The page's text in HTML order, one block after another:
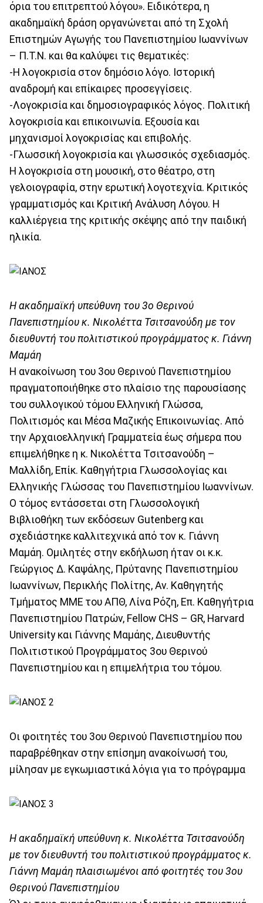
όρια του επιτρεπτού λόγου». Ειδικότερα, η
ακαδημαϊκή δράση οργανώνεται από τη Σχολή
Επιστημών Αγωγής του Πανεπιστημίου Ιωαννίνων
– Π.Τ.Ν. και θα καλύψει τις θεματικές:
-Η λογοκρισία στον δημόσιο λόγο. Ιστορική
αναδρομή και επίκαιρες προσεγγίσεις.
-Λογοκρισία και δημοσιογραφικός λόγος. Πολιτική
λογοκρισία και επικοινωνία. Εξουσία και
μηχανισμοί λογοκρισίας και επιβολής.
-Γλωσσική λογοκρισία και γλωσσικός σχεδιασμός.
Η λογοκρισία στη μουσική, στο θέατρο, στη
γελοιογραφία, στην ερωτική λογοτεχνία. Κριτικός
γραμματισμός και Κριτική Ανάλυση Λόγου. Η
καλλιέργεια της κριτικής σκέψης από την παιδική
ηλικία.
Η ακαδημαϊκή υπεύθυνη του 3ο Θερινού
Πανεπιστημίου κ. Νικολέττα Τσιτσανούδη με τον
διευθυντή του πολιτιστικού προγράμματος κ. Γιάννη
Μαμάη
Η ανακοίνωση του 3ου Θερινού Πανεπιστημίου
πραγματοποιήθηκε στο πλαίσιο της παρουσίασης
του συλλογικού τόμου Ελληνική Γλώσσα,
Πολιτισμός και Μέσα Μαζικής Επικοινωνίας. Από
την Αρχαιοελληνική Γραμματεία έως σήμερα που
επιμελήθηκε η κ. Νικολέττα Τσιτσανούδη –
Μαλλίδη, Επίκ. Καθηγήτρια Γλωσσολογίας και
Ελληνικής Γλώσσας του Πανεπιστημίου Ιωαννίνων.
Ο τόμος εντάσσεται στη Γλωσσολογική
Βιβλιοθήκη των εκδόσεων Gutenberg και
σχεδιάστηκε καλλιτεχνικά από τον κ. Γιάννη
Μαμάη. Ομιλητές στην εκδήλωση ήταν οι κ.κ.
Γεώργιος Δ. Καψάλης, Πρύτανης Πανεπιστημίου
Ιωαννίνων, Περικλής Πολίτης, Αν. Καθηγητής
Τμήματος ΜΜΕ του ΑΠΘ, Λίνα Ρόζη, Επ. Καθηγήτρια
Πανεπιστημίου Πατρών, Fellow CHS – GR, Harvard
University και Γιάννης Μαμάης, Διευθυντής
Πολιτιστικού Προγράμματος 3ου Θερινού
Πανεπιστημίου και η επιμελήτρια του τόμου.
Οι φοιτητές του 3ου Θερινού Πανεπιστημίου που
παραβρέθηκαν στην επίσημη ανακοίνωσή του,
μίλησαν με εγκωμιαστικά λόγια για το πρόγραμμα
Η ακαδημαϊκή υπεύθυνη κ. Νικολέττα Τσιτσανούδη
με τον διευθυντή του πολιτιστικού προγράμματος κ.
Γιάννη Μαμάη πλαισιωμένοι από φοιτητές του 3ου
Θερινού Πανεπιστημίου